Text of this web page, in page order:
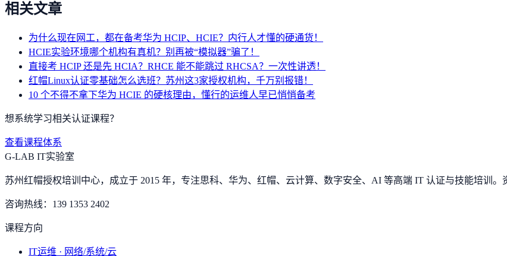
相关文章
为什么现在网工，都在备考华为 HCIP、HCIE？内行人才懂的硬通货！
HCIE实验环境哪个机构有真机？别再被“模拟器”骗了！
直接考 HCIP 还是先 HCIA？RHCE 能不能跳过 RHCSA？一次性讲透！
红帽Linux认证零基础怎么选班？苏州这3家授权机构，千万别报错！
10 个不得不拿下华为 HCIE 的硬核理由，懂行的运维人早已悄悄备考
想系统学习相关认证课程？
查看课程体系
G-LAB IT实验室
苏州红帽授权培训中心，成立于 2015 年，专注思科、华为、红帽、云计算、数字安全、AI 等高端 IT 认证与技能培训。
咨询热线： 139 1353 2402
课程方向
IT运维 · 网络/系统/云